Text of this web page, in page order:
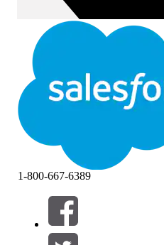
Filter (0)
VÄLJ FILTER
1-800-667-6389